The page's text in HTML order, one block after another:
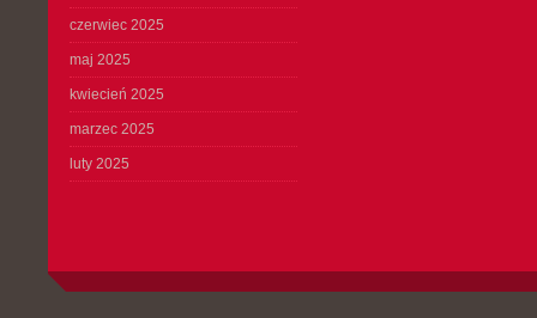
czerwiec 2025
maj 2025
kwiecień 2025
marzec 2025
luty 2025